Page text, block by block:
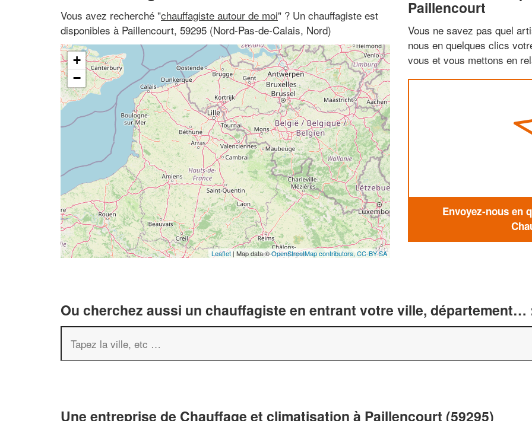
Vous avez recherché "chauffagiste autour de moi" ? Un chauffagiste est
disponibles à Paillencourt, 59295 (Nord-Pas-de-Calais, Nord)
+
−
Leaflet | Map data ©OpenStreetMap contributors, CC-BY-SA
Paillencourt
Vous ne savez pas quel
nous en quelques clics
vous et vous mettons en
Envoyez-nous en
Ou cherchez aussi un chauffagiste en entrant votre ville, département…
Une entreprise de Chauffage et climatisation à Paillencourt (59295)